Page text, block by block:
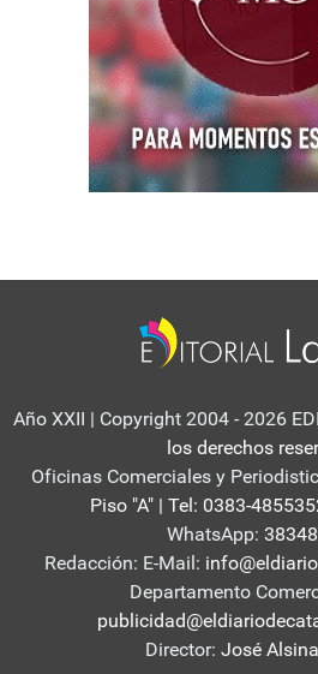
Año XXII | Copyright 2004 - 2026
los derechos
Oficinas Comerciales y
Piso "A" | Tel: 0383-
WhatsApp:
Redacción: E-Mail:
Departamento
Director: José